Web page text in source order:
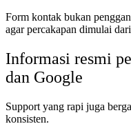
Form kontak bukan
agar percakapan dimulai
Informasi resmi
dan Google
Support yang rapi juga
konsisten.